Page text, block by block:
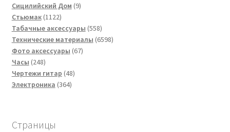
Сицилийский Дом 99
Стьюмак 11221122
товара
Табачные аксессуары 558558
товаров
Технические материалы 65986598
Фото аксессуары 6767
Часы 248248
товаров
Чертежи гитар 4848
Электроника 364364
Страницы